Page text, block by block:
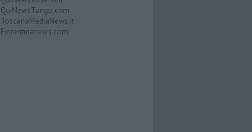
QuiNewsTango.com
ToscanaMediaNews.it
Fiorentinanews.com